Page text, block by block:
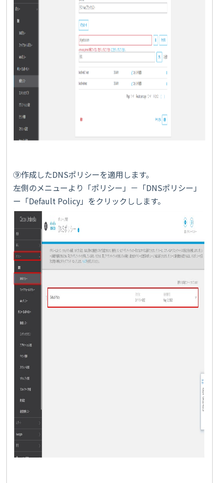
⑨作成したDNSポリシーを適用します。
左側のメニューより「ポリシー」－「DNSポリシー」
ー「Default Policy」をクリックしします。